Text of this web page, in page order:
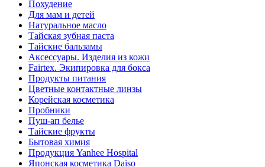
Похудение
Для мам и детей
Натуральное масло
Тайская зубная паста
Тайские бальзамы
Аксессуары. Изделия из кожи
Fairtex. Экипировка для бокса
Продукты питания
Цветные контактные линзы
Корейская косметика
Пробники
Пуш-ап белье
Тайские фрукты
Бытовая химия
Продукция Yanhee Hospital
Японская косметика Daiso